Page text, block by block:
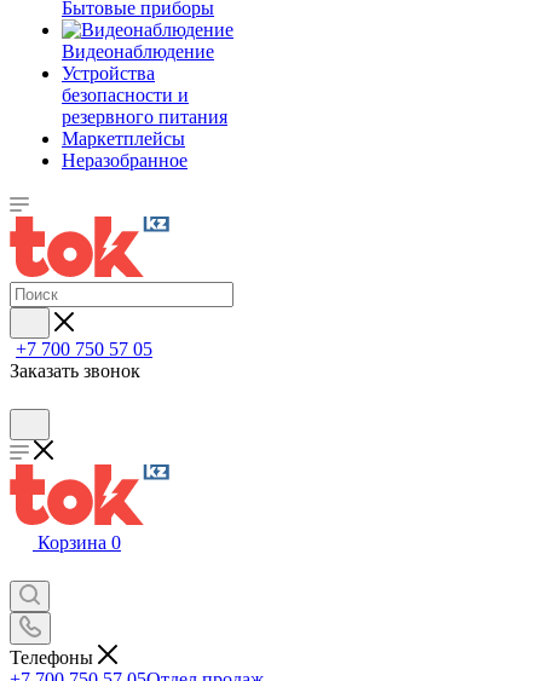
Бытовые приборы
Видеонаблюдение
Устройства
безопасности и
резервного питания
Маркетплейсы
Неразобранное
+7 700 750 57 05
Заказать звонок
Корзина 0
Телефоны